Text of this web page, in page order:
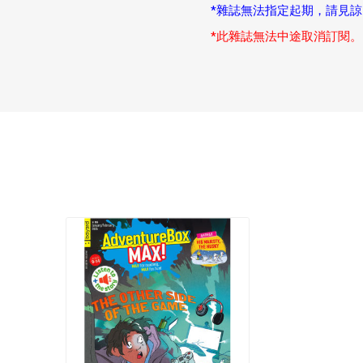
*雜誌無法指定起期，請見諒
*此雜誌無法中途取消訂閱。